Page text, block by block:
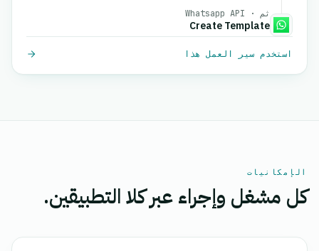
ثم · Whatsapp API
Create Template
استخدم سير العمل هذا
الإمكانيات
كل مشغل وإجراء عبر كلا التطبيقين.